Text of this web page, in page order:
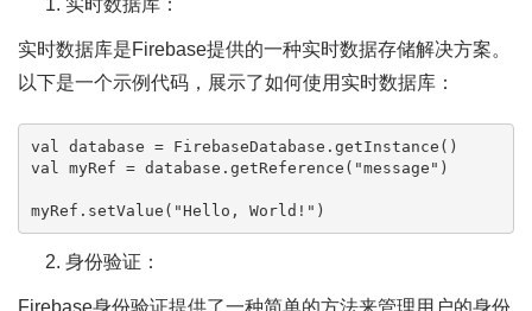
实时数据库：
实时数据库是Firebase提供的一种实时数据存储解决方案。
以下是一个示例代码，展示了如何使用实时数据库：
val
val
myRef = database.getReference( "message" )
myRef.setValue( "Hello, World!"
身份验证：
Firebase身份验证提供了一种简单的方法来管理用户的身份